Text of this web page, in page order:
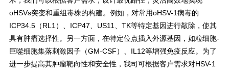
oHSVs突变和重组毒株的构建。例如，对常用oHSV-1病毒的
ICP34.5（RL1）、ICP47、US11、TK等特定基因进行敲除，使其
具有肿瘤选择性。另一方面，在特定位点插入外源基因，如粒细胞-
巨噬细胞集落刺激因子（GM-CSF）、IL12等增强免疫反应。为了
进一步提高其肿瘤靶向性和安全性，我司可根据客户需求对HSV-1